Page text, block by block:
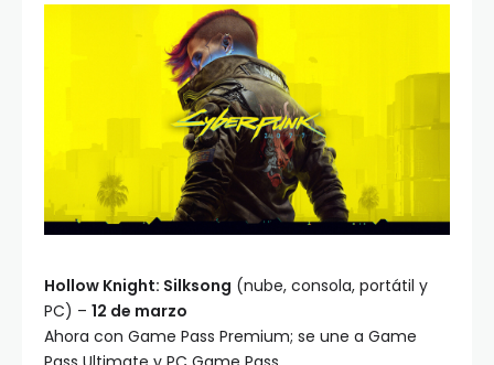
Hollow Knight: Silksong (nube, consola, portátil y
PC) – 12 de marzo
Ahora con Game Pass Premium; se une a Game